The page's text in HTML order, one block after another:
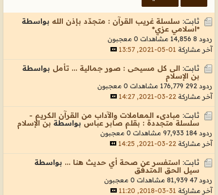
ثابت: سلسلة غريب القرآن : متجدّد بإذن الله بواسطة
*اسلامي عزي*
ردود 8 14,856 مشاهدات
0 معجبون
آخر مشاركة 01-05-2021, 13:57
ثابت: الى كل مسيحى : صور جمالية ... تأمل بواسطة
بن الإسلام
ردود 292 176,779 مشاهدات
0 معجبون
آخر مشاركة 22-03-2021, 14:27
ثابت: مبادىء المعاملات والآداب من القرآن الكريم -
سلسلة متجددة : بقلم صابر عباس بواسطة بن الإسلام
ردود 184 97,933 مشاهدات
0 معجبون
آخر مشاركة 22-03-2021, 14:25
ثابت: استفسر عن صحة أي حديث هنا ... بواسطة
سيل الحق المتدفق
ردود 47 81,939 مشاهدات
0 معجبون
آخر مشاركة 31-03-2018, 11:20